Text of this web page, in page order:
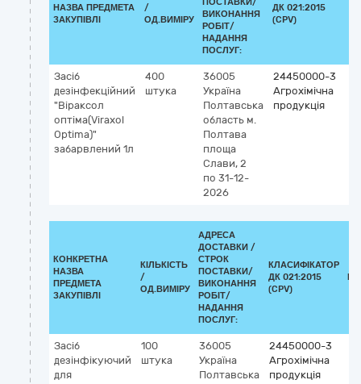
НАЗВА ПРЕДМЕТА
ЗАКУПІВЛІ
/
ОД.ВИМІРУ
ВИКОНАННЯ
РОБІТ/
НАДАННЯ
ПОСЛУГ:
ДК 021:2015
(CPV)
Засіб
дезінфекційний
"Віраксол
оптіма(Viraxol
Optima)"
забарвлений 1л
400
штука
36005
Україна
Полтавська
область м.
Полтава
площа
Слави, 2
по 31-12-
2026
24450000-3
Агрохімічна
продукція
КОНКРЕТНА
НАЗВА
ПРЕДМЕТА
ЗАКУПІВЛІ
КІЛЬКІСТЬ
/
ОД.ВИМІРУ
АДРЕСА
ДОСТАВКИ /
СТРОК
ПОСТАВКИ/
ВИКОНАННЯ
РОБІТ/
НАДАННЯ
ПОСЛУГ:
КЛАСИФІКАТОР
ДК 021:2015
(CPV)
Засіб
дезінфікуючий
для
100
штука
36005
Україна
Полтавська
24450000-3
Агрохімічна
продукція